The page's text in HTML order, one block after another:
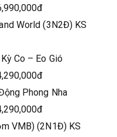
World (3N2Đ) KS
Co – Eo Gió
Phong Nha
VMB) (2N1Đ) KS